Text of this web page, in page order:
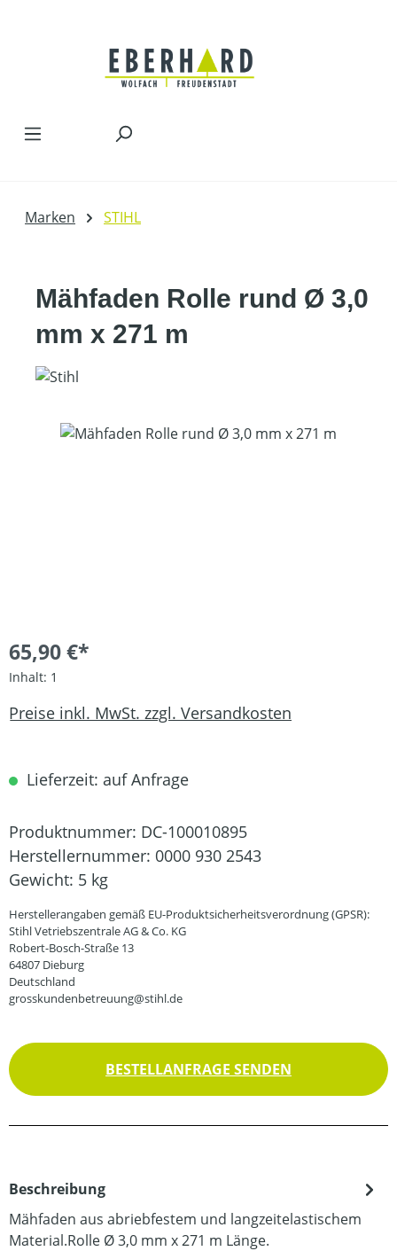
Marken STIHL
Mähfaden Rolle rund Ø 3,0
mm x 271 m
Bildergalerie überspringen
65,90 €*
Inhalt: 1
Preise inkl. MwSt. zzgl. Versandkosten
Lieferzeit: auf Anfrage
Produktnummer: DC-100010895
Herstellernummer: 0000 930 2543
Gewicht: 5 kg
Herstellerangaben gemäß EU-Produktsicherheitsverordnung (GPSR):
Stihl Vetriebszentrale AG & Co. KG
Robert-Bosch-Straße 13
64807 Dieburg
Deutschland
grosskundenbetreuung@stihl.de
BESTELLANFRAGE SENDEN
Beschreibung
Mähfaden aus abriebfestem und langzeitelastischem
Material.Rolle Ø 3,0 mm x 271 m Länge.